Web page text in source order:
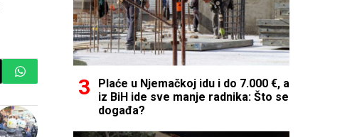
Plaće u Njemačkoj idu i do 7.000 €, a
iz BiH ide sve manje radnika: Što se
događa?